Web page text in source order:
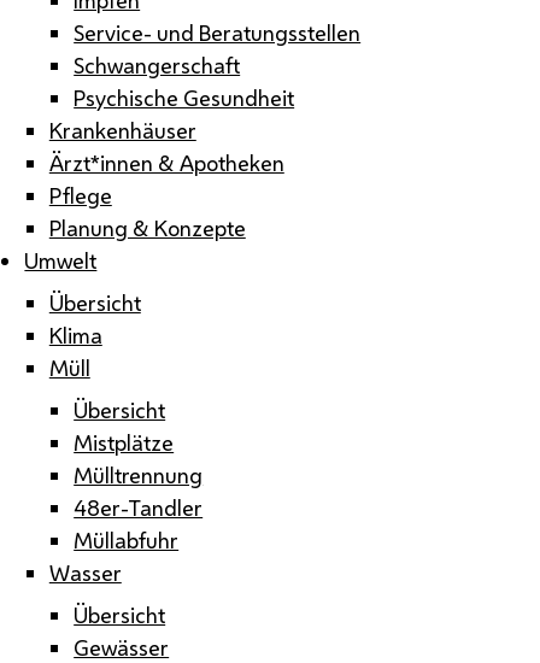
Service- und Beratungsstellen
Schwangerschaft
Psychische Gesundheit
Krankenhäuser
Ärzt*innen & Apotheken
Pflege
Planung & Konzepte
Umwelt
Übersicht
Klima
Müll
Übersicht
Mistplätze
Mülltrennung
48er-Tandler
Müllabfuhr
Wasser
Übersicht
Gewässer